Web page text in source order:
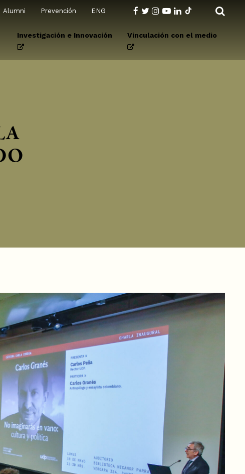
Alumni Prevención ENG
Investigación e Innovación Vinculación con el medio